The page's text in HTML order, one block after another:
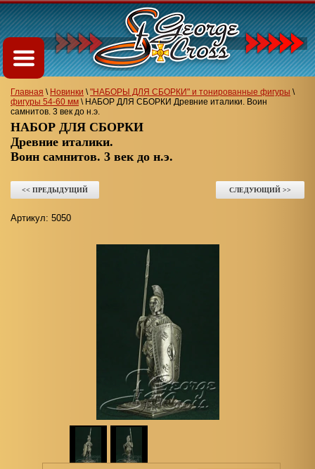
Главная \ Новинки \"НАБОРЫ ДЛЯ СБОРКИ" и тонированные фигуры \
фигуры 54-60 мм \ НАБОР ДЛЯ СБОРКИ Древние италики. Воин
самнитов. 3 век до н.э.
НАБОР ДЛЯ СБОРКИ
Древние италики.
Воин самнитов. 3 век до н.э.
<< ПРЕДЫДУЩИЙ СЛЕДУЮЩИЙ >>
Артикул: 5050